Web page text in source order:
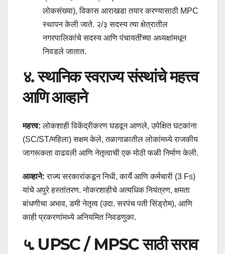
लोकसंख्या), विकास आराखडा तयार करण्यासाठी MPC
स्थापन केली जाते. २/३ सदस्य त्या क्षेत्रातील
नगरपालिकांचे सदस्य आणि पंचायतींच्या अध्यक्षांमधून
निवडले जातात.
४. स्थानिक स्वराज्य संस्थांचे महत्त्व
आणि आव्हाने
महत्त्व: लोकशाही विकेंद्रीकरण घडवून आणले, उपेक्षित घटकांना
(SC/ST/महिला) सक्षम केले, तळागाळातील लोकांमध्ये राजकीय
जागरूकता वाढवली आणि नेतृत्वाची एक मोठी फळी निर्माण केली.
आव्हाने: राज्य सरकारांकडून निधी, कार्ये आणि कर्मचारी (3 Fs)
यांचे अपुरे हस्तांतरण. नोकरशाहीचे अत्यधिक नियंत्रण, क्षमता
बांधणीचा अभाव, डमी नेतृत्व (उदा. सरपंच पती सिंड्रोम), आणि
काही प्रकरणांमध्ये अनियमित निवडणुका.
५. UPSC / MPSC साठी सराव